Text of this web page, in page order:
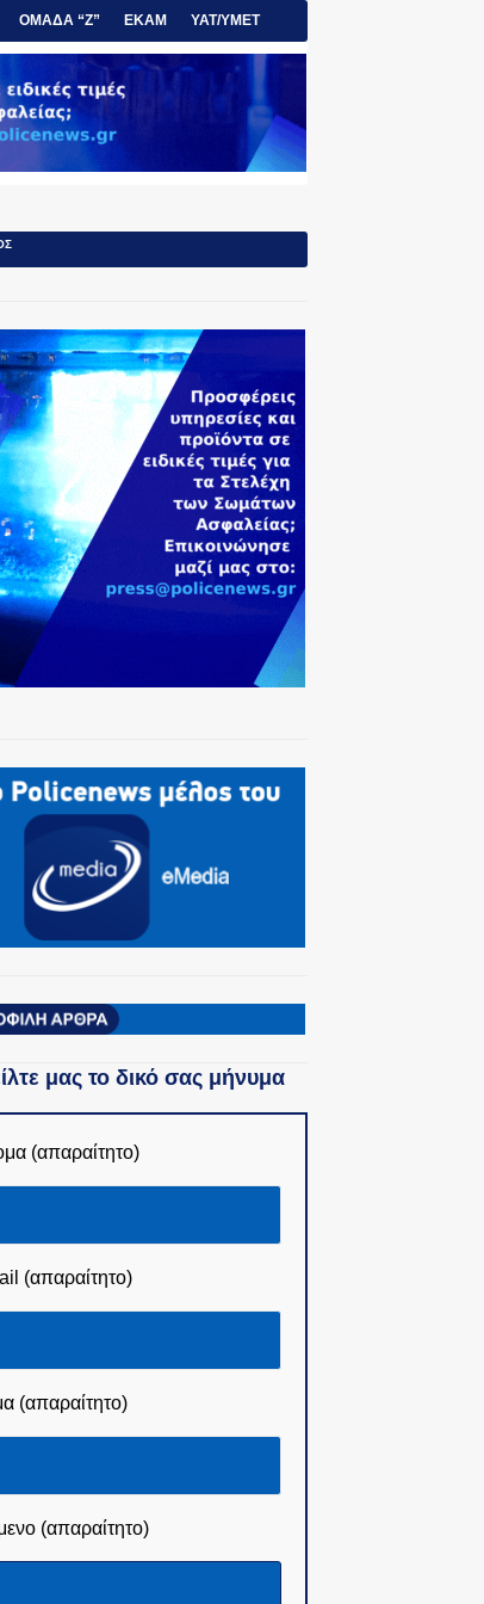
ΟΜΑΔΑ “Ζ” ΕΚΑΜ ΥΑΤ/ΥΜΕΤ
μας το δικό σας μήνυμα
(απαραίτητο)
(απαραίτητο)
(απαραίτητο)
(απαραίτητο)